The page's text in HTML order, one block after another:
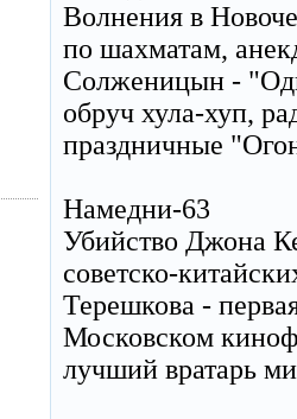
Волнения в
по шахматам,
Солженицын -
обруч хула-хуп,
праздничные
Намедни-63
Убийство Джона
советско-
Терешкова -
Московском
лучший вратарь